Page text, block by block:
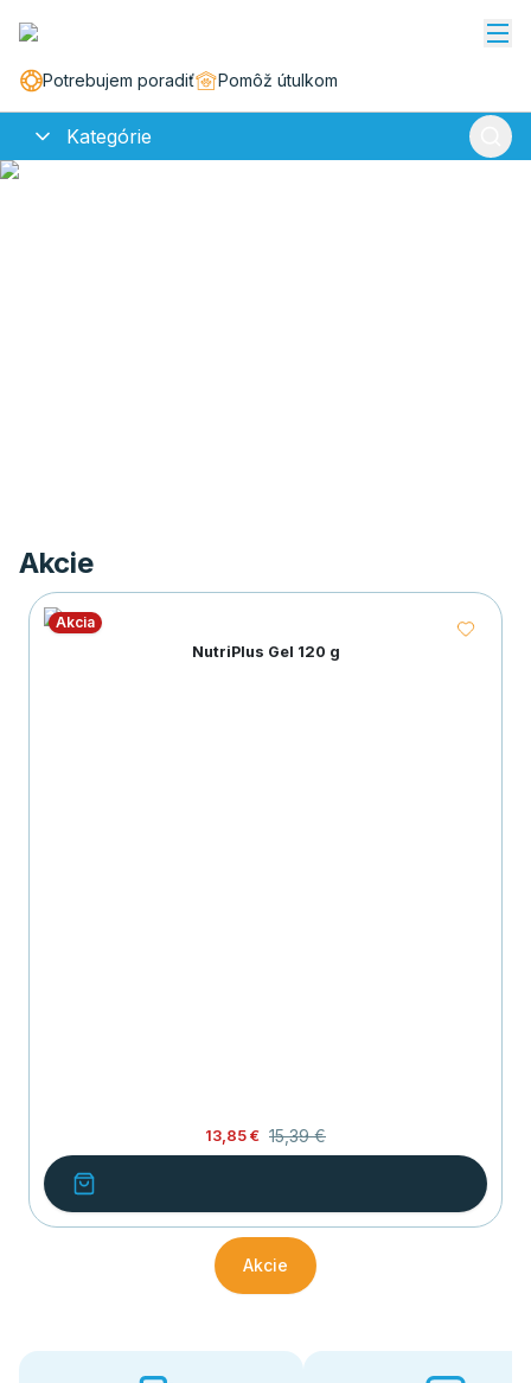
Potrebujem poradiť Pomôž útulkom
Kategórie
Akcie
Akcia
NutriPlus Gel 120 g
13,85 € 15,39 €
Akcie